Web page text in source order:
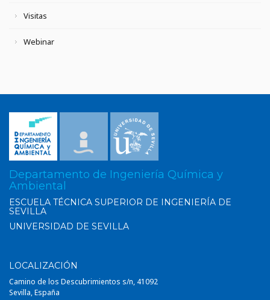
Visitas
Webinar
Departamento de Ingeniería Química y
Ambiental
ESCUELA TÉCNICA SUPERIOR DE INGENIERÍA DE
SEVILLA
UNIVERSIDAD DE SEVILLA
LOCALIZACIÓN
Camino de los Descubrimientos s/n, 41092
Sevilla, España